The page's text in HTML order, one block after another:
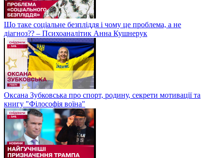
Що таке соціальне безпліддя і чому це проблема, а не
діагноз?? – Психоаналітик Анна Кушнерук
Оксана Зубковська про спорт, родину, секрети мотивації та
книгу "Філософія воїна"